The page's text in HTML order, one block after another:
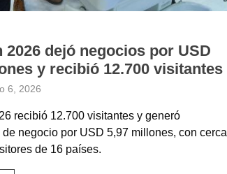
2026 dejó negocios por USD
y recibió 12.700 visitantes
6, 2026
recibió 12.700 visitantes y generó
negocio por USD 5,97 millones, con cerca
de 16 países.